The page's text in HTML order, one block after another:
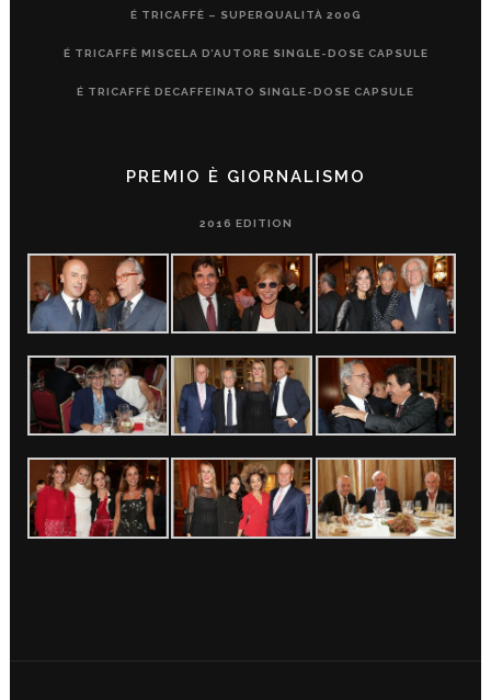
É TRICAFFÈ – SUPERQUALITÀ 200G
É TRICAFFÈ MISCELA D’AUTORE SINGLE-DOSE CAPSULE
É TRICAFFÈ DECAFFEINATO SINGLE-DOSE CAPSULE
PREMIO È GIORNALISMO
2016 EDITION